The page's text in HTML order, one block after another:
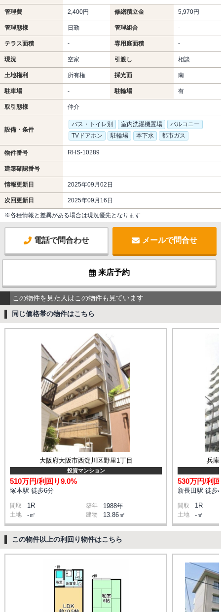
管理費 2,400円 修繕積立金 5,970円
管理態様 日勤 管理組合 -
テラス面積 - 専用庭面積 -
現況 空家 引渡し 相談
土地権利 所有権 採光面 南
駐車場 - 駐輪場 有
取引態様 仲介
設備・条件
バス・トイレ別 室内洗濯機置場
バルコニー
TVドアホン
駐輪場 本下水 都市ガス
物件番号 RHS-10289
建築確認番号
情報更新日 2025年09月02日
次回更新日 2025年09月16日
※各種情報と差異がある場合は現況優先となります
電話で問合わせ メールで問合せ
来店予約
この物件を見た人はこの物件も見ています
同じ価格帯の物件はこちら
大阪府大阪市西淀川区野里1丁目
投資マンション
510万円/利回り9.0%
塚本駅 徒歩6分
間取 1R 築年 1988年
土地 -㎡ 建物 13.86㎡
兵庫
530万円/利
新長田駅 徒歩
間取 1R
土地 -㎡
この物件以上の利回り物件はこちら